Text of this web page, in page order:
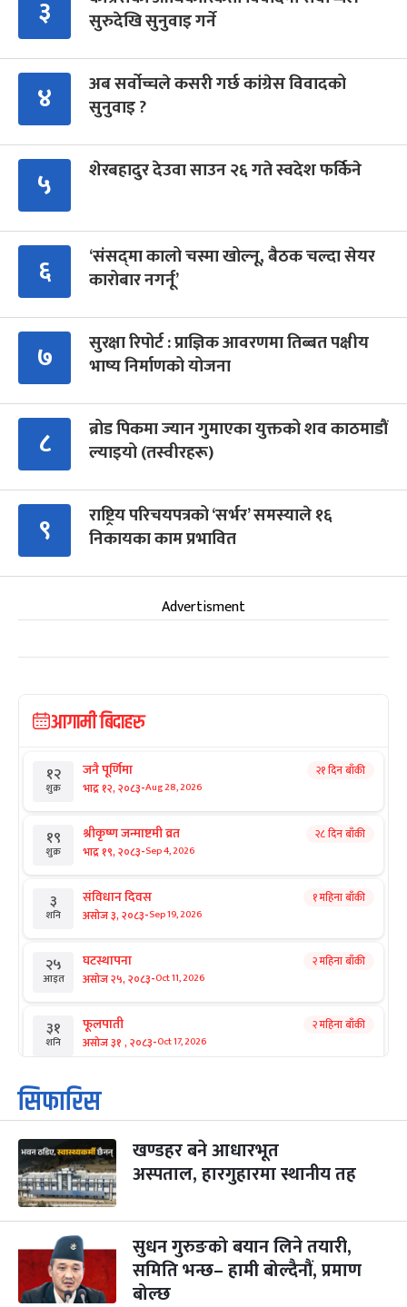
३
सुरुदेखि सुनुवाइ गर्ने
४
अब सर्वोच्चले कसरी गर्छ कांग्रेस विवादको
सुनुवाइ ?
५ शेरबहादुर देउवा साउन २६ गते स्वदेश फर्किने
६
‘संसद्‍मा कालो चस्मा खोल्नू, बैठक चल्दा सेयर
कारोबार नगर्नू’
७
सुरक्षा रिपोर्ट : प्राज्ञिक आवरणमा तिब्बत पक्षीय
भाष्य निर्माणको योजना
८
ब्रोड पिकमा ज्यान गुमाएका युक्तको शव काठमाडौं
ल्याइयो (तस्वीरहरू)
९
राष्ट्रिय परिचयपत्रको ‘सर्भर’ समस्याले १६
निकायका काम प्रभावित
Advertisment
आगामी बिदाहरु
१२
शुक्र
जनै पूर्णिमा
भाद्र १२, २०८३-Aug 28, 2026
२१ दिन बाँकी
१९
शुक्र
श्रीकृष्ण जन्माष्टमी व्रत
भाद्र १९, २०८३-Sep 4, 2026
२८ दिन बाँकी
३
शनि
संविधान दिवस
असोज ३, २०८३-Sep 19, 2026
१ महिना बाँकी
२५
आइत
घटस्थापना
असोज २५, २०८३-Oct 11, 2026
२ महिना बाँकी
३१
शनि
फूलपाती
असोज ३१ , २०८३-Oct 17, 2026
२ महिना बाँकी
१
आइत
कार्तिक सङ्क्रान्ति
कार्तिक १, २०८३
३
मंगल
महानवमी
कार्तिक ३, २०८३-Oct 20, 2026
४
५
बिहि
पापा‌ङ्कुशा एकादशी व्रत
कार्तिक ५, २०८३-Oct 22, 2026
२ महिना बाँकी
सिफारिस
खण्डहर बने आधारभूत
अस्पताल, हारगुहारमा स्थानीय तह
सुधन गुरुङको बयान लिने तयारी,
समिति भन्छ– हामी बोल्दैनौं, प्रमाण
बोल्छ